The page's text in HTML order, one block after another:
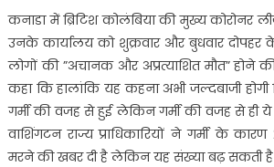
कनाडा में ब्रिटिश कोलंबिया की मुख्य कोरोनर
उनके कार्यालय को शुक्रवार और बुधवार
लोगों की ”अचानक और अप्रत्याशित मौत” होने की
कहा कि हालांकि यह कहना अभी जल्दबाजी
गर्मी की वजह से हुई लेकिन गर्मी की वजह से ही
वाशिंगटन राज्य प्राधिकारियों ने गर्मी के
मरने की खबर दी है लेकिन यह संख्या बढ़ सकती